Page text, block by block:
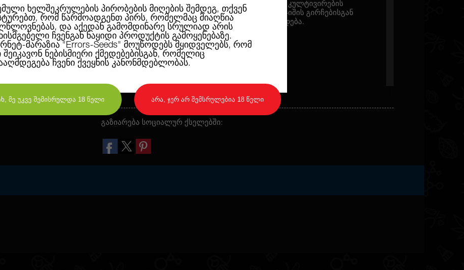
ხელშეკრულების პირობების მიღების შემდეგ, თქვენ
რომ წარმოადგენთ პირს, რომელმაც მიაღწია
და აქედან გამომდინარე სრულიად არის
ჩვენგან ნაყიდი პროდუქტის გამოყენებაზე.
მარაზია "Errors-Seeds" მოუწოდებს მყიდველებს, რომ
შეიკავონ ნებისმიერი ქმედებებისგან, რომელიც
ჩვენი ქვეყნის კანონმდებლობას.
დიახ, მე უკვე შემისრულდა 18 წელი არა, ჯერ არ შემსრულებია 18 წელი
დამამშვიდებელ ეფექტს. მისი სტაბილურობისა და კულტივირების
სიმარტივის გამო, გამოდგება დამწყებთათვის. ამ ჯიშის გირჩებისგან
შესაძლებელია ექსტრაქტებისა და ზეთების დამზადება.
გაზიარება სოციალურ ქსელებში: